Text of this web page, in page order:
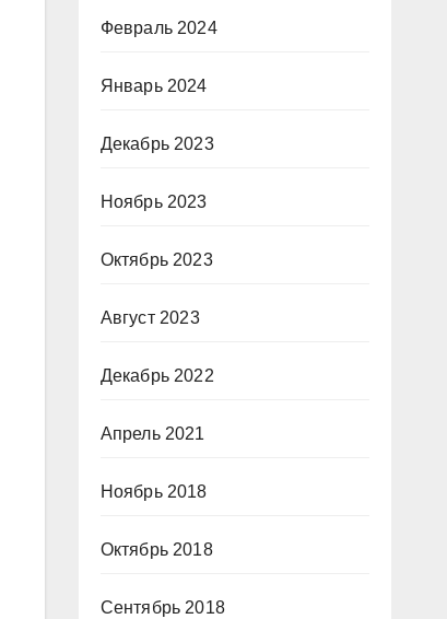
Февраль 2024
Январь 2024
Декабрь 2023
Ноябрь 2023
Октябрь 2023
Август 2023
Декабрь 2022
Апрель 2021
Ноябрь 2018
Октябрь 2018
Сентябрь 2018